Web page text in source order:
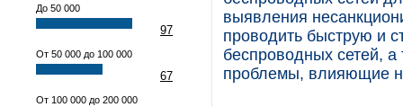
До 50 000
97
От 50 000 до 100 000
67
От 100 000 до 200 000
выявления
проводить быструю и
беспроводных сетей, а
проблемы, влияющие